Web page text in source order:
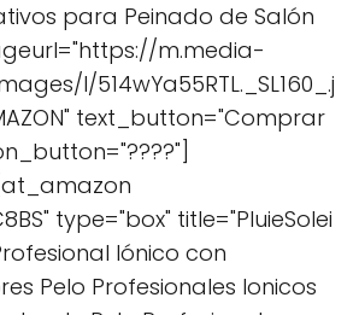
para Peinado de Salón
m.media-
I/514wYa55RTL._SL160_.j
text_button="Comprar
type="box" title="PluieSolei
Iónico con
Pelo Profesionales Ionicos